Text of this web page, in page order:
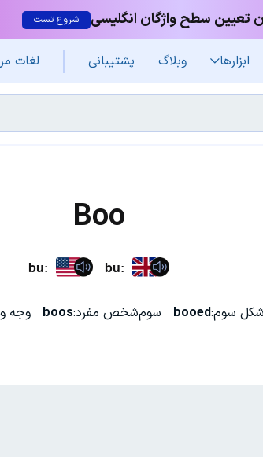
تعیین سطح واژگان انگلیسی شروع تست
ابزارها وبلاگ پشتیبانی لغات
Boo
buː buː
شکل سوم:booed سوم‌شخص مفرد:boos وجه